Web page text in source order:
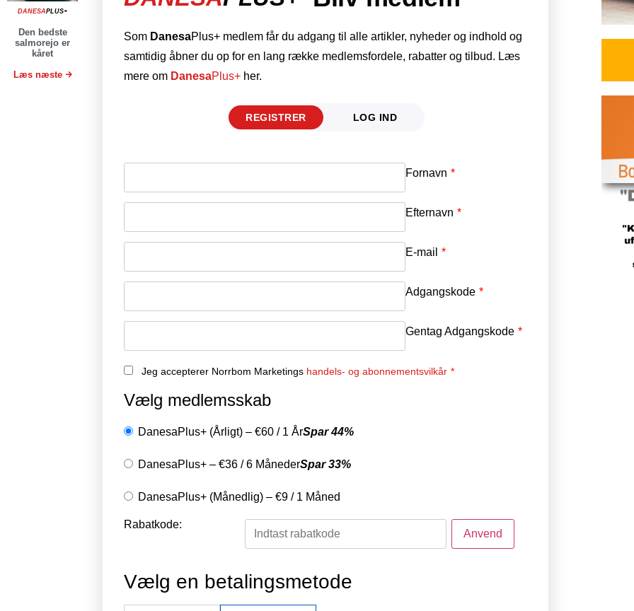
DANESAPLUS+
Den bedste
salmorejo er
kåret
Læs næste
Som DanesaPlus+ medlem får du adgang til alle artikler, nyheder og indhold og
samtidig åbner du op for en lang række medlemsfordele, rabatter og tilbud. Læs
mere om DanesaPlus+ her.
REGISTRER LOG IND
Fornavn *
Efternavn *
E-mail *
Adgangskode *
Gentag Adgangskode *
Jeg accepterer Norrbom Marketings handels- og abonnementsvilkår *
Vælg medlemsskab
DanesaPlus+ (Årligt) – €60 / 1 ÅrSpar 44%
DanesaPlus+ – €36 /6 MånederSpar 33%
DanesaPlus+ (Månedlig) – €9 / 1 Måned
Rabatkode:
Vælg en betalingsmetode
E-mail
Adgangskode